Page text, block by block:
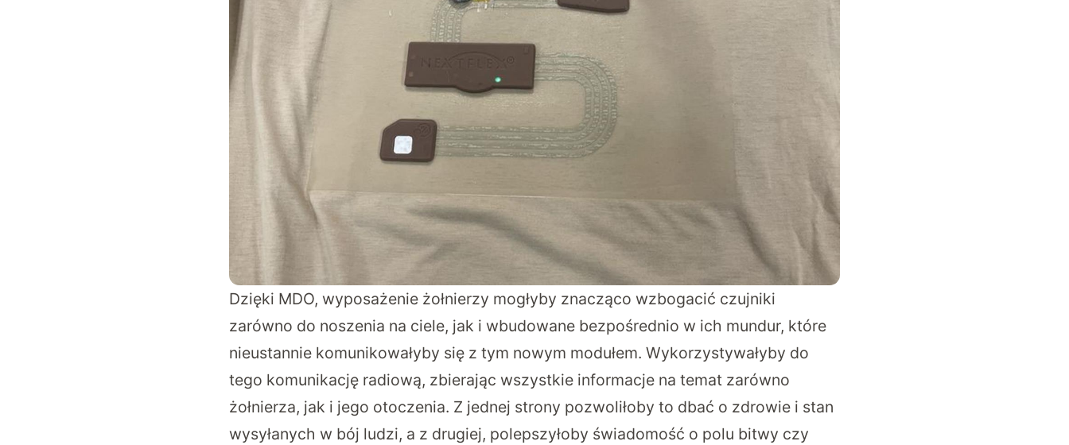
Dzięki MDO, wyposażenie żołnierzy mogłyby znacząco wzbogacić czujniki
zarówno do noszenia na ciele, jak i wbudowane bezpośrednio w ich mundur, które
nieustannie komunikowałyby się z tym nowym modułem. Wykorzystywałyby do
tego komunikację radiową, zbierając wszystkie informacje na temat zarówno
żołnierza, jak i jego otoczenia. Z jednej strony pozwoliłoby to dbać o zdrowie i stan
wysyłanych w bój ludzi, a z drugiej, polepszyłoby świadomość o polu bitwy czy